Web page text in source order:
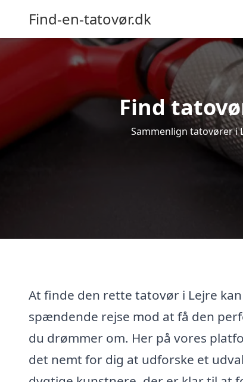
Find-en-tatovør.dk
Find
Sammenlign tatovører i
At finde den rette tatovør i Lejre
spændende rejse mod at få den
du drømmer om. Her på vores
det nemt for dig at udforske et